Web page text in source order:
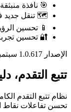
🎯 نافذة
🗺️ تنقل جديد
📱 تحسين
🔐 تحسين
الإصدار 1.0.6 17 سبتمبر 2025
تتبع التقدم،
نظام تتبع التقدم
تحسن تفاعلات نقاط